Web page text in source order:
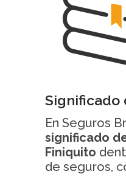
Significado
En Seguros
significado
Finiquito
de seguros,